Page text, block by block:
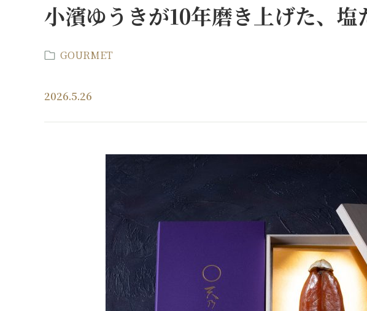
小濱ゆうきが10年磨き上げた、塩
GOURMET
2026.5.26